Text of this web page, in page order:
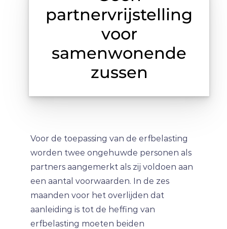
partnervrijstelling
voor
samenwonende
zussen
Voor de toepassing van de erfbelasting
worden twee ongehuwde personen als
partners aangemerkt als zij voldoen aan
een aantal voorwaarden. In de zes
maanden voor het overlijden dat
aanleiding is tot de heffing van
erfbelasting moeten beiden